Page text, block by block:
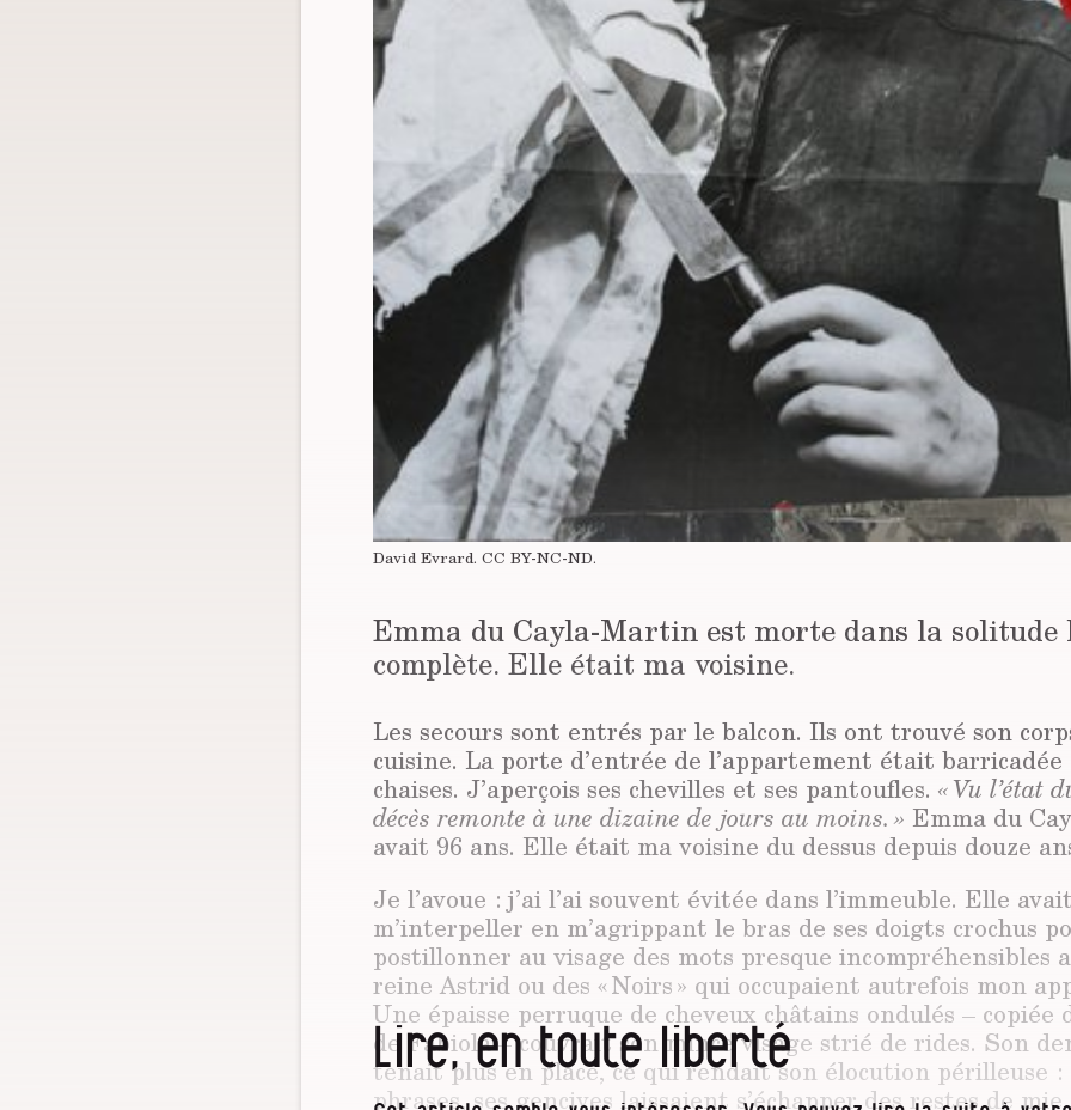
David Evrard. CC BY-NC-ND.
Emma du Cayla-Martin est morte dans la solitude
complète. Elle était ma voisine.
Les secours sont entrés par le balcon. Ils ont trouvé son
cuisine. La porte d’entrée de l’appartement était barricadée
chaises. J’aperçois ses chevilles et ses pantoufles. « Vu l’état
décès remonte à une dizaine de jours au moins. » Emma du
avait 96 ans. Elle était ma voisine du dessus depuis douze
Je l’avoue : j’ai l’ai souvent évitée dans l’immeuble. Elle
m’interpeller en m’agrippant le bras de ses doigts crochus
postillonner au visage des mots presque incompréhensibles
reine Astrid ou des « Noirs » qui occupaient autrefois mon
Une épaisse perruque de cheveux châtains ondulés – copiée
de Fabiola – couvrait son mince visage strié de rides. Son
tenait plus en place, ce qui rendait son élocution périlleuse
phrases, ses gencives laissaient s’échapper des restes de
Lire, en toute liberté